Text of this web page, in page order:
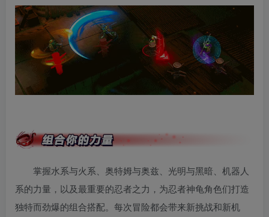
掌握水系与火系、奥特姆与奥兹、光明与黑暗、机器人
系的力量，以及最重要的忍者之力，为忍者神龟角色们打造
独特而劲爆的组合搭配。每次冒险都会带来新挑战和新机